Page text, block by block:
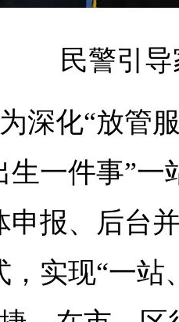
民警引
深化“放管
生一件事”一
申报、后台
，实现“一站